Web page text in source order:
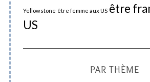
Yellowstone être femme aux US être
US
PAR THÈME